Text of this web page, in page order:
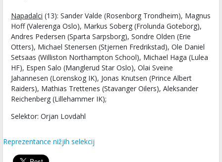
Napadalci (13): Sander Valde (Rosenborg Trondheim), Magnus
Hoff (Valerenga Oslo), Markus Soberg (Frolunda Goteborg),
Andres Pedersen (Sparta Sarpsborg), Sondre Olden (Erie
Otters), Michael Stenersen (Stjernen Fredrikstad), Ole Daniel
Setsaas (Williston Northampton School), Michael Haga (Lulea
HF), Espen Salo (Manglerud Star Oslo), Olai Sveine
Jahannesen (Lorenskog IK), Jonas Knutsen (Prince Albert
Raiders), Mathias Trettenes (Stavanger Oilers), Aleksander
Reichenberg (Lillehammer IK);
Selektor: Orjan Lovdahl
Reprezentance nižjih selekcij